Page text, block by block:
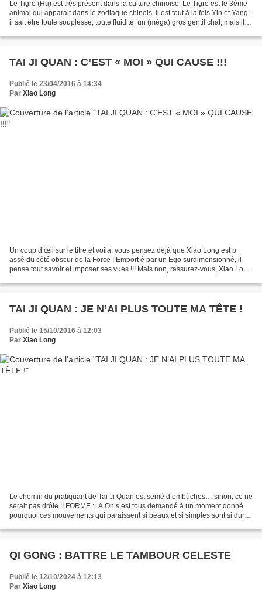
Le Tigre (Hu) est très présent dans la culture chinoise. Le Tigre est le 3ème
animal qui apparait dans le zodiaque chinois. Il est tout à la fois Yin et Yang:
il sait être toute souplesse, toute fluidité: un (méga) gros gentil chat, mais il
TAI JI QUAN : C’EST « MOI » QUI CAUSE !!!
Publié le 23/04/2016 à 14:34
Par Xiao Long
Un coup d’œil sur le titre et voilà, vous pensez déjà que Xiao Long est p
assé du côté obscur de la Force ! Emport é par un Ego surdimensionné, il
pense tout savoir et imposer ses vues !!! Mais non, rassurez-vous, Xiao Long
TAI JI QUAN : JE N’AI PLUS TOUTE MA TÊTE !
Publié le 15/10/2016 à 12:03
Par Xiao Long
Le chemin du pratiquant de Tai Ji Quan est semé d’embûches… sinon, ce ne
serait pas drôle !! FORME :LA On s’est tous demandé à un moment donné
pourquoi ces mouvements qui paraissent si beaux et si simples sont si durs
QI GONG : BATTRE LE TAMBOUR CELESTE
Publié le 12/10/2024 à 12:13
Par Xiao Long